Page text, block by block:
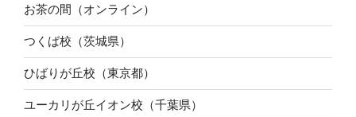
お茶の間（オンライン）
つくば校（茨城県）
ひばりが丘校（東京都）
ユーカリが丘イオン校（千葉県）